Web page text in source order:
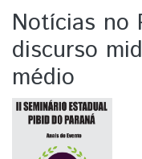
Notícias no
discurso
médio